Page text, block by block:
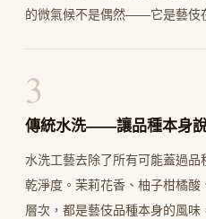
的微氣候不是偶然——它是藝伎
3
傳統水洗——讓品種本身
水洗工藝去除了所有可能蓋過
乾淨度。茉莉花香、柚子柑橘
層次，都是藝伎品種本身的風味